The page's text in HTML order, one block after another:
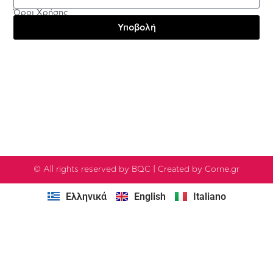
Όροι Χρήσης
Υποβολή
© All rights reserved by BQC | Created by Corne.gr
Ελληνικά English Italiano